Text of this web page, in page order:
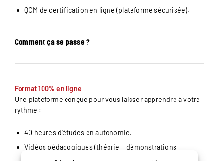
QCM de certification en ligne (plateforme sécurisée).
Comment ça se passe ?
Format 100% en ligne
Une plateforme conçue pour vous laisser apprendre à votre
rythme :
40 heures d’études en autonomie.
Vidéos pédagogiques (théorie + démonstrations